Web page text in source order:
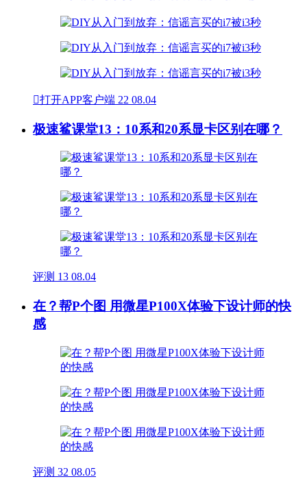
打开APP客户端 22 08.04
极速鲨课堂13：10系和20系显卡区别在哪？
评测 13 08.04
在？帮P个图 用微星P100X体验下设计师的快
感
评测 32 08.05